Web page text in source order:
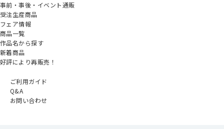
事前・事後・イベント通販
受注生産商品
フェア情報
商品一覧
作品名から探す
新着商品
好評により再販売！
ご利用ガイド
Q&A
お問い合わせ